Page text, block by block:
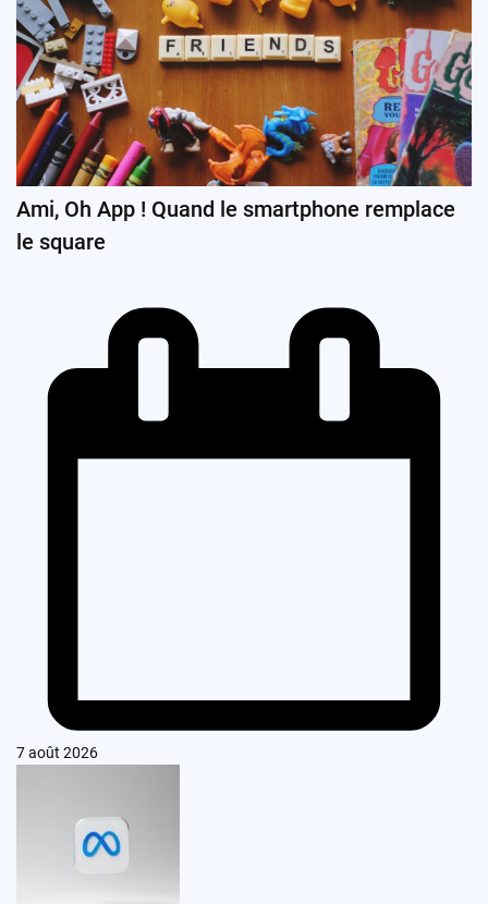
Ami, Oh App ! Quand le smartphone remplace
le square
7 août 2026